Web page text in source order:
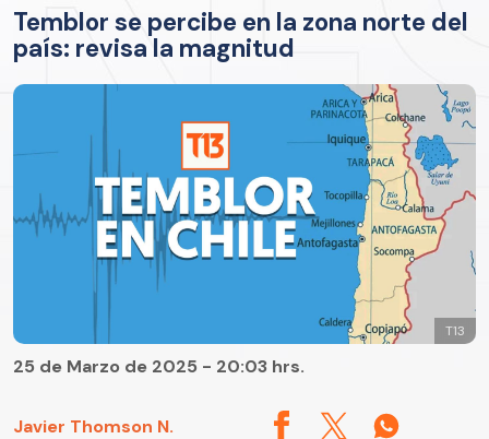
Temblor se percibe en la zona norte del
país: revisa la magnitud
T13
Javier Thomson N.
25 de Marzo de 2025 - 20:03 hrs.